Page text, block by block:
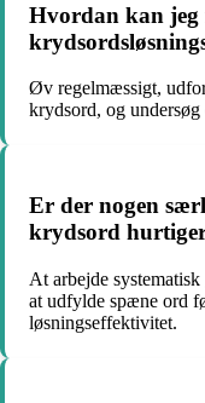
Hvordan kan jeg
Øv regelmæssigt,
krydsord, og
Er der nogen
krydsord
At arbejde
at udfylde spæne ord
løsningseffektivitet.